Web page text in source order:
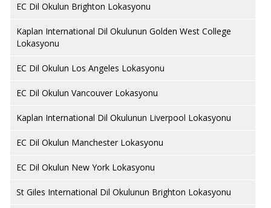
EC Dil Okulun Brighton Lokasyonu
Kaplan International Dil Okulunun Golden West College
Lokasyonu
EC Dil Okulun Los Angeles Lokasyonu
EC Dil Okulun Vancouver Lokasyonu
Kaplan International Dil Okulunun Liverpool Lokasyonu
EC Dil Okulun Manchester Lokasyonu
EC Dil Okulun New York Lokasyonu
St Giles International Dil Okulunun Brighton Lokasyonu